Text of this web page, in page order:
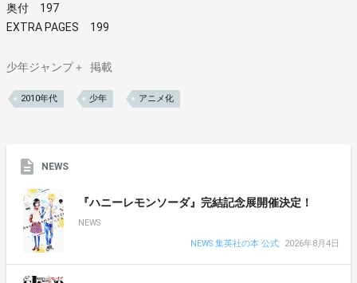
奥付 197
EXTRA PAGES 199
少年ジャンプ＋ 掲載
2010年代 少年 アニメ化
NEWS
『ハニーレモンソーダ』完結記念展開催決定！
NEWS
NEWS 集英社の本 公式
2026年8月4日